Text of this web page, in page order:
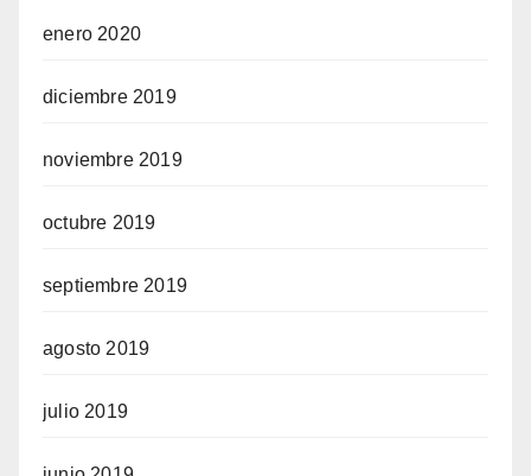
enero 2020
diciembre 2019
noviembre 2019
octubre 2019
septiembre 2019
agosto 2019
julio 2019